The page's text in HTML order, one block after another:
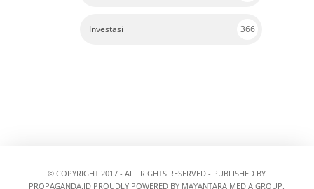
Investasi 366
© COPYRIGHT 2017 - ALL RIGHTS RESERVED - PUBLISHED BY
PROPAGANDA.ID PROUDLY POWERED BY MAYANTARA MEDIA GROUP.